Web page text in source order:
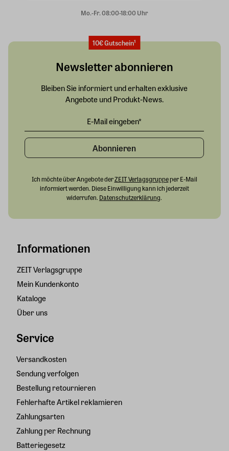
Mo.-Fr. 08:00-18:00 Uhr
Informationen
ZEIT Verlagsgruppe
Mein Kundenkonto
Kataloge
Über uns
Service
Versandkosten
Sendung verfolgen
Bestellung retournieren
Fehlerhafte Artikel reklamieren
Zahlungsarten
Zahlung per Rechnung
Batteriegesetz
10€ Gutschein¹
Newsletter abonnieren
Bleiben Sie informiert und erhalten exklusive
Angebote und Produkt-News.
Abonnieren
Ich möchte über Angebote derZEIT Verlagsgruppeper E-Mail
informiert werden. Diese Einwilligung kann ich jederzeit
widerrufen. Datenschutzerklärung.